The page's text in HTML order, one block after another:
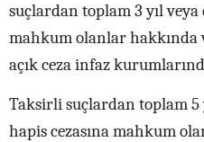
suçlardan toplam 3 yıl veya
mahkum olanlar hakkında
açık ceza infaz
Taksirli suçlardan toplam 5
hapis cezasına mahkum